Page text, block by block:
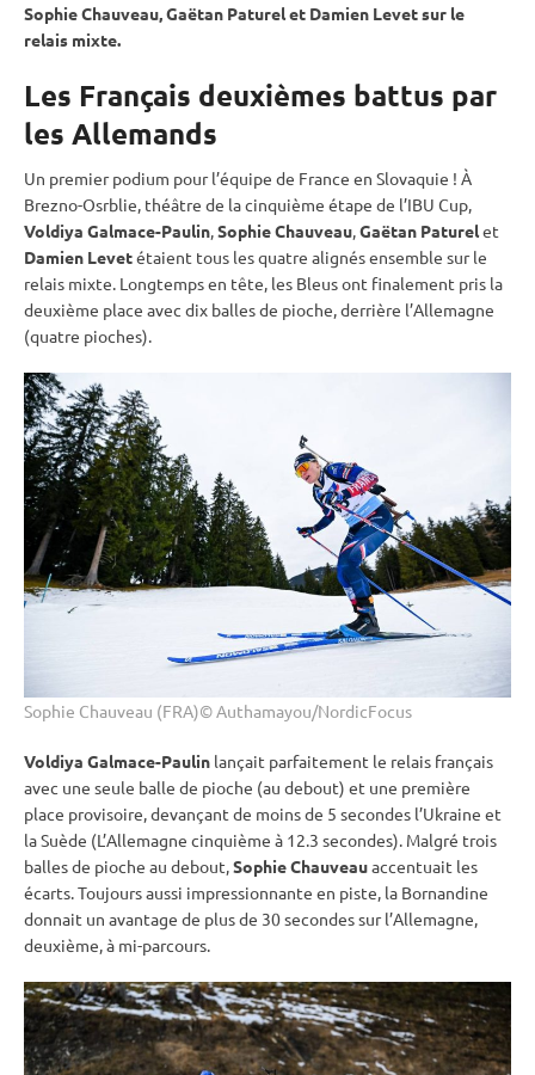
Sophie Chauveau, Gaëtan Paturel et Damien Levet sur le
relais mixte.
Les Français deuxièmes battus par
les Allemands
Un premier podium pour l’équipe de France en Slovaquie ! À
Brezno-Osrblie, théâtre de la cinquième étape de l’IBU Cup,
Voldiya Galmace-Paulin,Sophie Chauveau,Gaëtan Paturelet
Damien Levetétaient tous les quatre alignés ensemble sur le
relais mixte. Longtemps en tête, les Bleus ont finalement pris la
deuxième place avec dix balles de pioche, derrière l’Allemagne
(quatre pioches).
Sophie Chauveau (FRA)© Authamayou/NordicFocus
Voldiya Galmace-Paulin lançait parfaitement le relais français
avec une seule balle de pioche (au debout) et une première
place provisoire, devançant de moins de 5 secondes l’Ukraine et
la Suède (L’Allemagne cinquième à 12.3 secondes). Malgré trois
balles de pioche au debout,Sophie Chauveauaccentuait les
écarts. Toujours aussi impressionnante en piste, la Bornandine
donnait un avantage de plus de 30 secondes sur l’Allemagne,
deuxième, à mi-parcours.